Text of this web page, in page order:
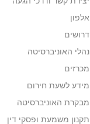
אלפון
דרושים
נהלי האוניברסיטה
מכרזים
מידע לשעת חירום
מבקרת האוניברסיטה
תקנון משמעת ופסקי דין